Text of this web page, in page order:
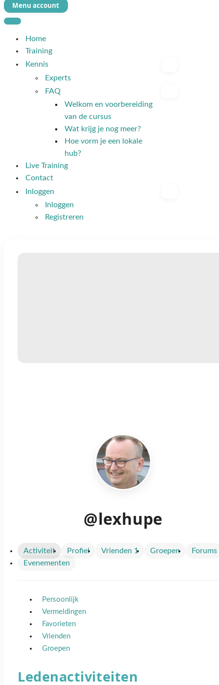
Menu account
Navigatie
Menu
Navigatie
Home
Training
Kennis
Experts
FAQ
Welkom en voorbereiding
van de cursus
Wat krijg je nog meer?
Hoe vorm je een lokale
hub?
Live Training
Contact
Inloggen
Inloggen
Registreren
@lexhupe
Activiteit Profiel Vrienden 1 Groepen
Forums
Evenementen
Persoonlijk
Vermeldingen
Favorieten
Vrienden
Groepen
Ledenactiviteiten